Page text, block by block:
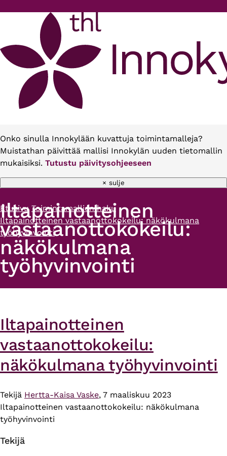
Onko sinulla Innokylään kuvattuja toimintamalleja?
Muistathan päivittää mallisi Innokylän uuden tietomallin
mukaisiksi. Tutustu päivitysohjeeseen
× sulje
Murupolku
Etusivu Toimintamallien haku
Iltapainotteinen vastaanottokokeilu: näkökulmana
työhyvinvointi
Iltapainotteinen
vastaanottokokeilu:
näkökulmana
työhyvinvointi
Iltapainotteinen
vastaanottokokeilu:
näkökulmana työhyvinvointi
Tekijä Hertta-Kaisa Vaske, 7 maaliskuu 2023
Iltapainotteinen vastaanottokokeilu: näkökulmana
työhyvinvointi
Tekijä